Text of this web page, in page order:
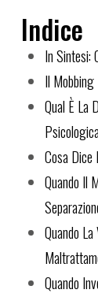
Indice
In Sintesi:
Il Mobbing
Qual È La
Cosa Dice
Quando Il
Quando
Quando